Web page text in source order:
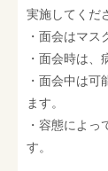
実施してくだ
・面会はマス
・面会時は、
・面会中は
ます。
・容態によ
す。